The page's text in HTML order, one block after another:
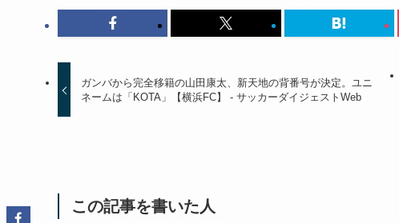
ガンバから完全移籍の山田康太、新天地の背番号が決定。ユニ
ネームは「KOTA」【横浜FC】 - サッカーダイジェストWeb
この記事を書いた人